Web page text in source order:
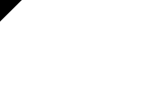
kam lielā teritorijā pietiek ar vienu
ir arī augsts drošības līmenis, jo
SIM karti, padarot to par drošu un
citiem tradicionālajiem risinājumiem.